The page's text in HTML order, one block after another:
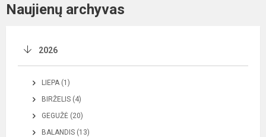
Naujienų archyvas
2026
LIEPA (1)
BIRŽELIS (4)
GEGUŽĖ (20)
BALANDIS (13)